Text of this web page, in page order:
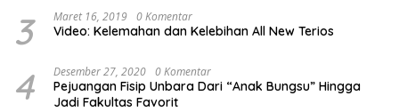
3 Maret 16, 2019 0 Komentar
Video: Kelemahan dan Kelebihan All New Terios
4 Desember 27, 2020 0 Komentar
Pejuangan Fisip Unbara Dari “Anak Bungsu” Hingga
Jadi Fakultas Favorit